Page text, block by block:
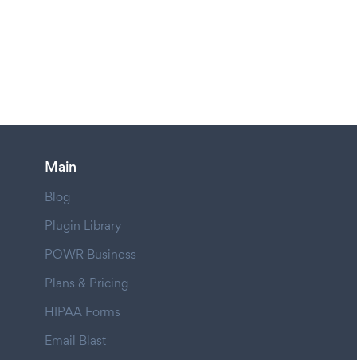
Main
Blog
Plugin Library
POWR Business
Plans & Pricing
HIPAA Forms
Email Blast